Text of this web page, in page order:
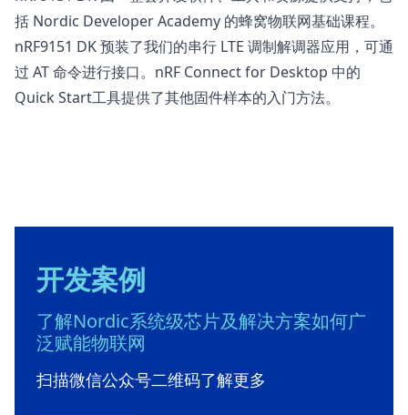
括 Nordic Developer Academy 的蜂窝物联网基础课程。
nRF9151 DK 预装了我们的串行 LTE 调制解调器应用，可通
过 AT 命令进行接口。 nRF Connect for Desktop 中的
Quick Start工具提供了其他固件样本的入门方法。
开发案例
了解Nordic系统级芯片及解决方案如何广
泛赋能物联网
扫描微信公众号二维码了解更多